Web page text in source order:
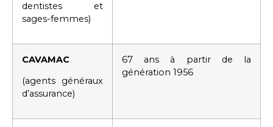
dentistes et
sages-femmes)
CAVAMAC
(agents généraux
d’assurance)
67 ans à partir de la
génération 1956